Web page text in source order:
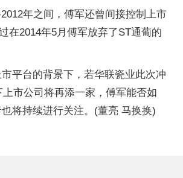
年之间，傅军还曾间接控制上市
在2014年5月傅军放弃了ST通葡的
平台的背景下，若华联瓷业此次冲
市公司将再添一家，傅军能否如
将持续进行关注。(董亮 马换换)